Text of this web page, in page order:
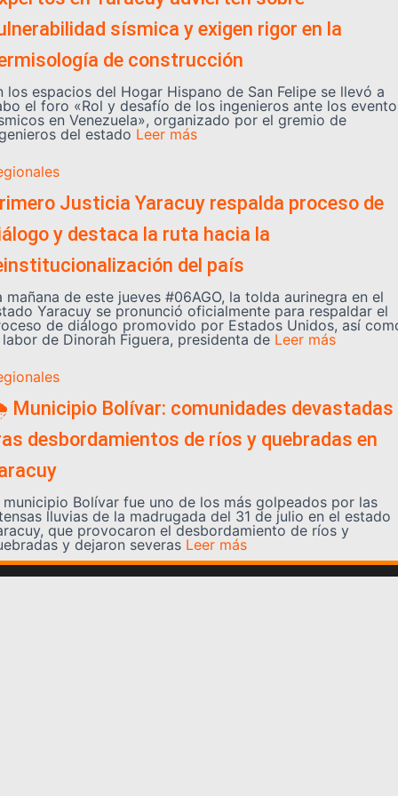
sísmica y exigen rigor en la
de construcción
los espacios del Hogar Hispano de San Felipe se llevó a
el foro «Rol y desafío de los ingenieros ante los
en Venezuela», organizado por el gremio de
del estado Leer más
Justicia Yaracuy respalda proceso de
y destaca la ruta hacia la
del país
mañana de este jueves #06AGO, la tolda aurinegra en el
Yaracuy se pronunció oficialmente para respaldar el
de diálogo promovido por Estados Unidos, así
de Dinorah Figuera, presidenta de Leer más
Bolívar: comunidades devastadas
desbordamientos de ríos y quebradas en
municipio Bolívar fue uno de los más golpeados por las
lluvias de la madrugada del 31 de julio en el estado
que provocaron el desbordamiento de ríos y
y dejaron severas Leer más